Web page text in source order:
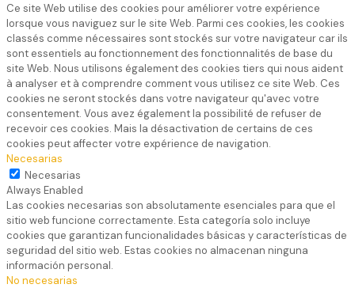
Ce site Web utilise des cookies pour améliorer votre expérience
lorsque vous naviguez sur le site Web. Parmi ces cookies, les cookies
classés comme nécessaires sont stockés sur votre navigateur car ils
sont essentiels au fonctionnement des fonctionnalités de base du
site Web. Nous utilisons également des cookies tiers qui nous aident
à analyser et à comprendre comment vous utilisez ce site Web. Ces
cookies ne seront stockés dans votre navigateur qu'avec votre
consentement. Vous avez également la possibilité de refuser de
recevoir ces cookies. Mais la désactivation de certains de ces
cookies peut affecter votre expérience de navigation.
Necesarias
Necesarias
Always Enabled
Las cookies necesarias son absolutamente esenciales para que el
sitio web funcione correctamente. Esta categoría solo incluye
cookies que garantizan funcionalidades básicas y características de
seguridad del sitio web. Estas cookies no almacenan ninguna
información personal.
No necesarias